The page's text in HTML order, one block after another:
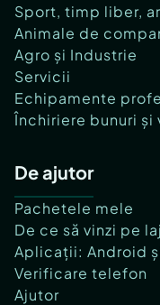
Sport, timp liber,
Animale de
Agro și Industrie
Servicii
Echipamente
Închiriere bunuri și
De ajutor
Pachetele mele
De ce să vinzi pe
Aplicații: Android
Verificare telefon
Ajutor